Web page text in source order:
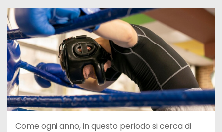
Come ogni anno, in questo periodo si cerca di